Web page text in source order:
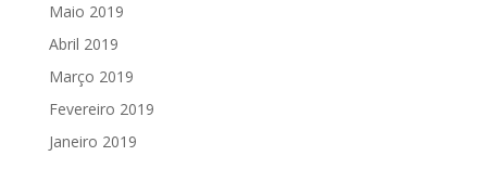
Maio 2019
Abril 2019
Março 2019
Fevereiro 2019
Janeiro 2019